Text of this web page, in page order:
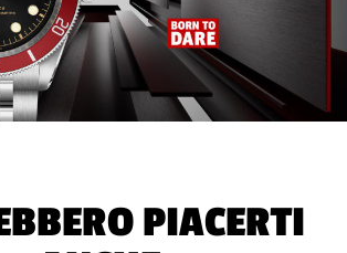
PIACERTI